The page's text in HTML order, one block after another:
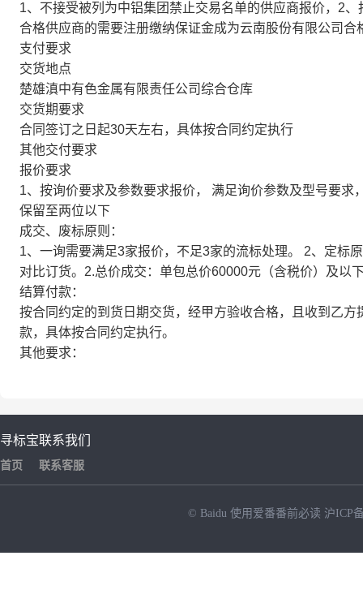
1、不接受被列为中铝集团禁止交易名单的供应商报价，2
合格供应商的需要注册缴纳保证金成为云南股份有限公司
支付要求
交货地点
楚雄滇中有色金属有限责任公司综合仓库
交货期要求
合同签订之日起30天左右，具体按合同约定执行
其他交付要求
报价要求
1、按询价要求及参数要求报价， 满足询价参数及型号要
保留至两位以下
成交、废标原则：
1、一询需要满足3家报价，不足3家的流标处理。 2、定标
对比订货。2.总价成交：单包总价60000元（含税价）及以
结算付款：
按合同约定的到货日期交货，经甲方验收合格，且收到乙
款，具体按合同约定执行。
其他要求：
寻标宝
首页
联系我们
联系客服
© Baidu 使用爱番番前必读 沪ICP